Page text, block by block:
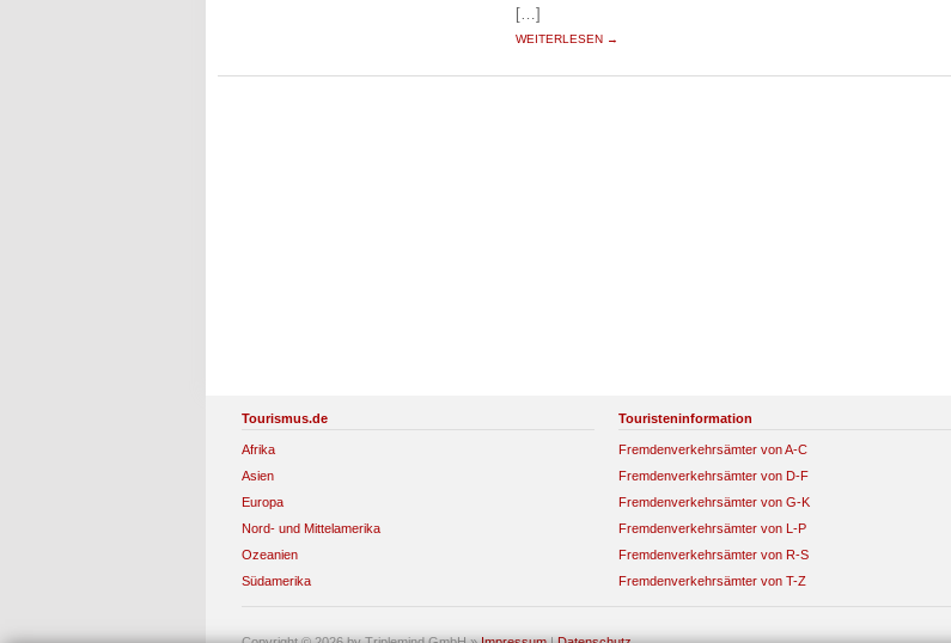
[…]
WEITERLESEN →
Tourismus.de
Afrika
Asien
Europa
Nord- und Mittelamerika
Ozeanien
Südamerika
Touristeninformation
Fremdenverkehrsämter von A-C
Fremdenverkehrsämter von D-F
Fremdenverkehrsämter von G-K
Fremdenverkehrsämter von L-P
Fremdenverkehrsämter von R-S
Fremdenverkehrsämter von T-Z